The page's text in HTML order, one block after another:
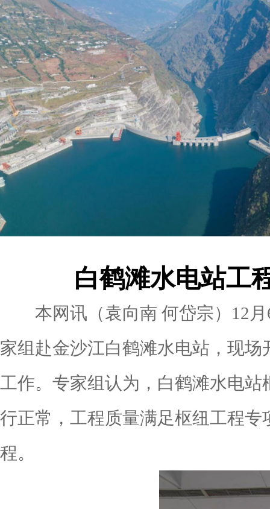
白鹤滩水电站工
本网讯（袁向南 何岱宗）12月
家组赴金沙江白鹤滩水电站，现
工作。专家组认为，白鹤滩水电
行正常，工程质量满足枢纽工程
程。